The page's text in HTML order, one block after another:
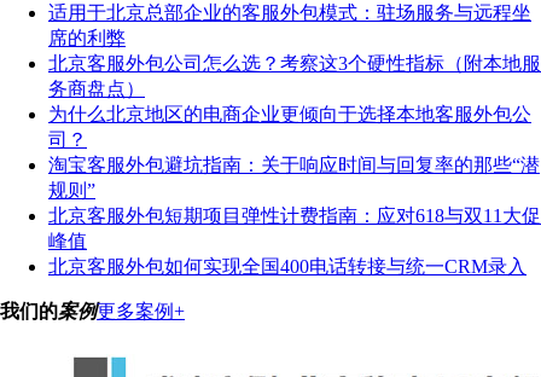
适用于北京总部企业的客服外包模式：驻场服务与远程坐
席的利弊
北京客服外包公司怎么选？考察这3个硬性指标（附本地服
务商盘点）
为什么北京地区的电商企业更倾向于选择本地客服外包公
司？
淘宝客服外包避坑指南：关于响应时间与回复率的那些“潜
规则”
北京客服外包短期项目弹性计费指南：应对618与双11大促
峰值
北京客服外包如何实现全国400电话转接与统一CRM录入
我们的案例更多案例+